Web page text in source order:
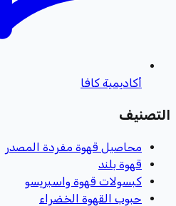
أكاديمية كافا
التصنيف
محاصيل قهوة مفردة المصدر
قهوة بلند
كبسولات قهوة واسبريسو
حبوب القهوة الخضراء